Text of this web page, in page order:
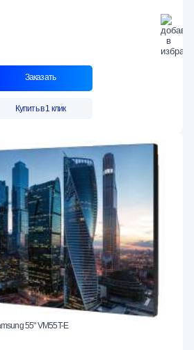
Заказать
Купить в 1 клик
55" VM55T-E